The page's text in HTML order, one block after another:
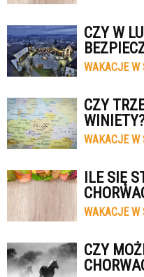
CZY W
WAKACJE W
CZY
WAKACJE W
ILE SIĘ
WAKACJE W
CZY